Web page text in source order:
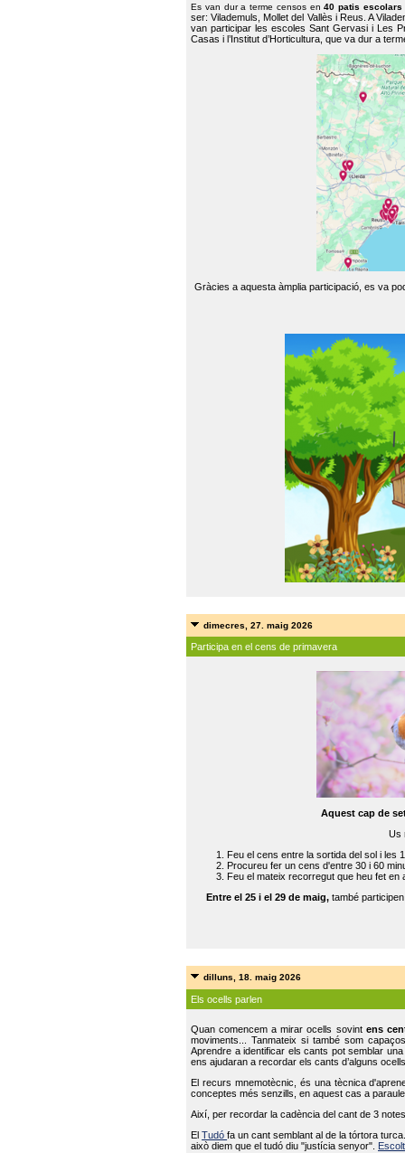
Es van dur a terme censos en40 patis escolars
ser: Vilademuls, Mollet del Vallès i Reus. A
van participar les escoles Sant Gervasi i Les
Casas i l’Institut d’Horticultura, que va dur a
Gràcies a aquesta àmplia participació, es va
dimecres, 27. maig 2026
Participa en el cens de primavera
Aquest cap de
Us
Feu el cens entre la sortida del sol i les
Procureu fer un cens d'entre 30 i 60
Feu el mateix recorregut que heu fet en
Entre el 25 i el 29 de maig, també
dilluns, 18. maig 2026
Els ocells parlen
Quan comencem a mirar ocells sovint ens
moviments... Tanmateix si també som
Aprendre a identificar els cants pot semblar
ens ajudaran a recordar els cants d’alguns
El recurs mnemotècnic, és una tècnica
conceptes més senzills, en aquest cas a
Així, per recordar la cadència del cant de 3
ElTudófa un cant semblant al de la tórtora
això diem que el tudó diu "justícia senyor".